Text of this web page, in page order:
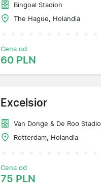
Bingoal Stadion
The Hague, Holandia
Cena od
60 PLN
Excelsior
Van Donge & De Roo
Rotterdam, Holandia
Cena od
75 PLN